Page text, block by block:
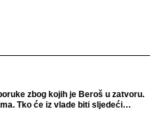
zbog kojih je Beroš u zatvoru.
Tko će iz vlade biti sljedeći